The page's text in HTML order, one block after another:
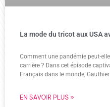
La mode du tricot aux USA
Comment une pandémie peut-
carrière ? Dans cet épisode
Français dans le monde, Gauthier
EN SAVOIR PLUS »